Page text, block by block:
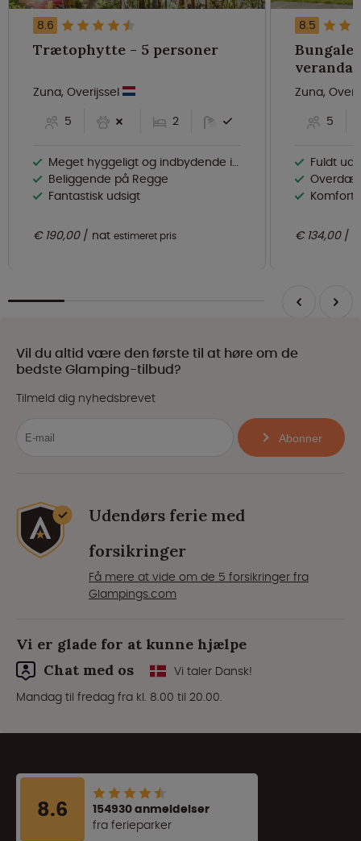
8.6
Trætophytte - 5 personer
Zuna, Overijssel
5
2
Meget hyggeligt og indbydende interiør
Beliggende på Regge
Fantastisk udsigt
€ 190,00 nat estimeret pris
8.5
Zuna,
5
Fuldt
€ 134,00
Vil du altid være den første til at høre om de
bedste Glamping-tilbud?
Tilmeld dig nyhedsbrevet
Abonner
Udendørs ferie med
forsikringer
Få mere at vide om de 5 forsikringer fra
Glampings.com
Vi er glade for at kunne hjælpe
Chat med os
Vi taler Dansk!
Mandag til fredag fra kl. 8.00 til 20.00.
8.6
154930 anmeldelser
fra ferieparker